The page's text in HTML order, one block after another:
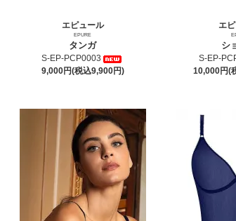
エピュール
EPURE
タンガ
S-EP-PCP0003
9,000円(税込9,900円)
エ
シ
S-EP-
10,000円(